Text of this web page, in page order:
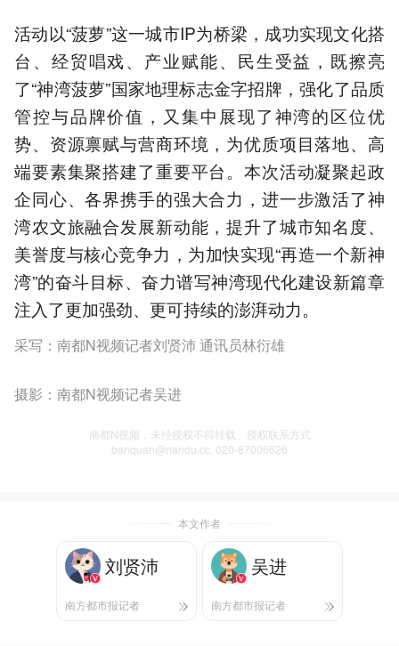
活动以“菠萝”这一城市IP为桥梁，成功实现文化搭
台、经贸唱戏、产业赋能、民生受益，既擦亮
了“神湾菠萝”国家地理标志金字招牌，强化了品质
管控与品牌价值，又集中展现了神湾的区位优
势、资源禀赋与营商环境，为优质项目落地、高
端要素集聚搭建了重要平台。本次活动凝聚起政
企同心、各界携手的强大合力，进一步激活了神
湾农文旅融合发展新动能，提升了城市知名度、
美誉度与核心竞争力，为加快实现“再造一个新神
湾”的奋斗目标、奋力谱写神湾现代化建设新篇章
注入了更加强劲、更可持续的澎湃动力。
采写：南都N视频记者刘贤沛 通讯员林衍雄
摄影：南都N视频记者吴进
南都N视频，未经授权不得转载、授权联系方式
banquan@nandu.cc. 020-87006626
本文作者
刘贤沛
南方都市报记者
吴进
南方都市报记者